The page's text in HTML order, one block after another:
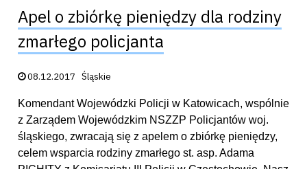
Apel o zbiórkę pieniędzy dla rodziny
zmarłego policjanta
Data publikacji:
08.12.2017 Śląskie
Komendant Wojewódzki Policji w Katowicach, wspólnie
z Zarządem Wojewódzkim NSZZP Policjantów woj.
śląskiego, zwracają się z apelem o zbiórkę pieniędzy,
celem wsparcia rodziny zmarłego st. asp. Adama